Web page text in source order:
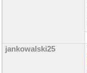
jankowalski25